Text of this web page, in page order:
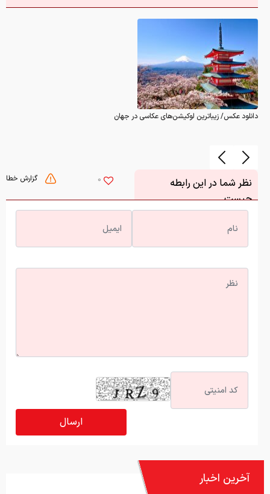
دانلود عکس/ زیباترین لوکیشن‌های عکاسی در جهان
گزارش خطا 0
نظر شما در این رابطه
چیست
آخرین اخبار